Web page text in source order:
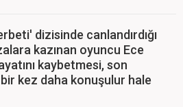
dizisinde canlandırdığı
kazınan oyuncu Ece
kaybetmesi, son
kez daha konuşulur hale